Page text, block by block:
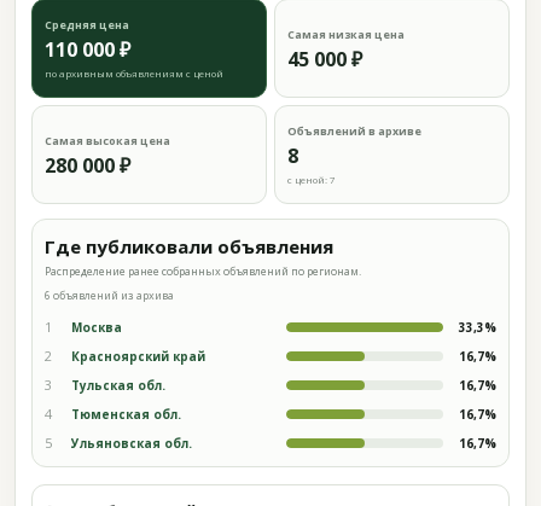
Средняя цена
110 000 ₽
по архивным объявлениям с ценой
Самая низкая цена
45 000 ₽
Самая высокая цена
280 000 ₽
Объявлений в архиве
8
с ценой: 7
Где публиковали объявления
Распределение ранее собранных объявлений по регионам.
6 объявлений из архива
1 Москва 33,3%
2 Красноярский край 16,7%
3 Тульская обл. 16,7%
4 Тюменская обл. 16,7%
5 Ульяновская обл. 16,7%